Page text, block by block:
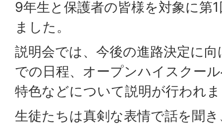
9年生と保護者の皆様を対象に第
ました。
説明会では、今後の進路決定に
での日程、オープンハイスクー
特色などについて説明が行われ
生徒たちは真剣な表情で話を聞